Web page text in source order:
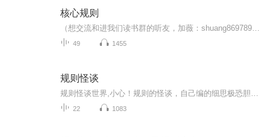
核心规则
49 1455
规则怪谈
22 1083